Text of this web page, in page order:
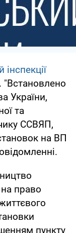
. "Встановлено
України,
та
ССВЯП,
на ВП
право
пункту